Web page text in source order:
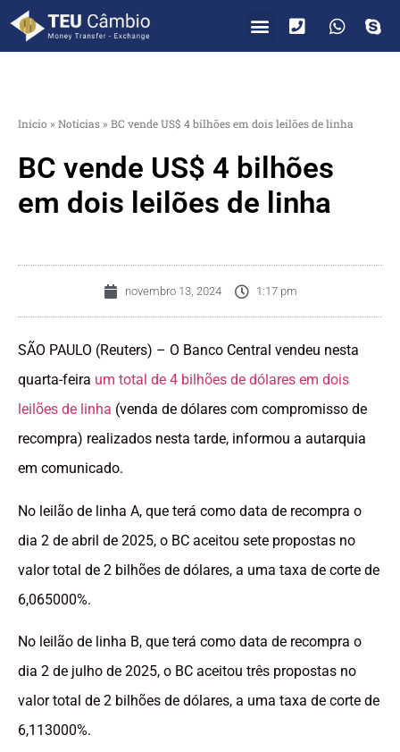
Início » Notícias » BC vende US$ 4 bilhões em dois leilões de linha
BC vende US$ 4 bilhões
em dois leilões de linha
novembro 13, 2024 1:17 pm
SÃO PAULO (Reuters) – O Banco Central vendeu nesta
quarta-feira um total de 4 bilhões de dólares em dois
leilões de linha (venda de dólares com compromisso de
recompra) realizados nesta tarde, informou a autarquia
em comunicado.
No leilão de linha A, que terá como data de recompra o
dia 2 de abril de 2025, o BC aceitou sete propostas no
valor total de 2 bilhões de dólares, a uma taxa de corte de
6,065000%.
No leilão de linha B, que terá como data de recompra o
dia 2 de julho de 2025, o BC aceitou três propostas no
valor total de 2 bilhões de dólares, a uma taxa de corte de
6,113000%.